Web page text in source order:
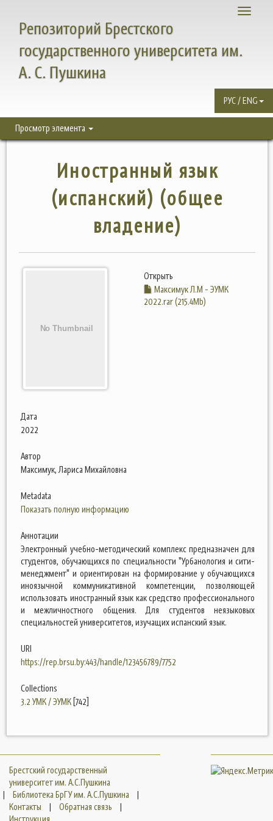
Toggle
Репозиторий Брестского
государственного университета им.
А. С. Пушкина
РУС / ENG
Просмотр элемента
Иностранный язык
(испанский) (общее
владение)
Открыть
Максимук Л.М - ЭУМК
2022.rar (215.4Mb)
Дата
2022
Автор
Максимук, Лариса Михайловна
Metadata
Показать полную информацию
Аннотации
Электронный учебно-методический комплекс предназначен для
студентов, обучающихся по специальности "Урбанология и сити-
менеджмент" и ориентирован на формирование у обучающихся
иноязычной коммуникативной компетенции, позволяющей
использовать иностранный язык как средство профессионального
и межличностного общения. Для студентов неязыковых
специальностей университетов, изучащих испанский язык.
URI
https://rep.brsu.by:443/handle/123456789/7752
Collections
3.2 УМК / ЭУМК [742]
Брестский государственный
университет им. А.С.Пушкина
|
Библиотека БрГУ им. А.С.Пушкина
|
Контакты
| Обратная связь
|